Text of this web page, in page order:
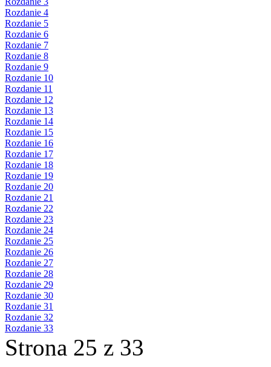
Rozdanie 4
Rozdanie 5
Rozdanie 6
Rozdanie 7
Rozdanie 8
Rozdanie 9
Rozdanie 10
Rozdanie 11
Rozdanie 12
Rozdanie 13
Rozdanie 14
Rozdanie 15
Rozdanie 16
Rozdanie 17
Rozdanie 18
Rozdanie 19
Rozdanie 20
Rozdanie 21
Rozdanie 22
Rozdanie 23
Rozdanie 24
Rozdanie 25
Rozdanie 26
Rozdanie 27
Rozdanie 28
Rozdanie 29
Rozdanie 30
Rozdanie 31
Rozdanie 32
Rozdanie 33
Strona 25 z 33